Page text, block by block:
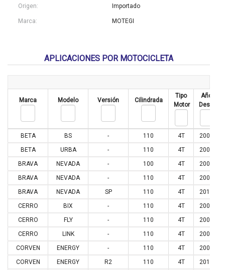
Origen: Importado
Marca: MOTEGI
APLICACIONES POR MOTOCICLETA
Marca Modelo Versión Cilindrada
Tipo
Motor
Año
Desde
BETA BS - 110 4T 2007
BETA
URBA - 110 4T 2007
BRAVA
NEVADA - 100 4T 2003
BRAVA
NEVADA - 110 4T 2003
BRAVA
NEVADA SP 110 4T 2013
CERRO
BIX - 110 4T 2005
CERRO
FLY - 110 4T 2005
CERRO
LINK - 110 4T 2005
CORVEN
ENERGY - 110 4T 2006
CORVEN
ENERGY R2 110 4T 2016